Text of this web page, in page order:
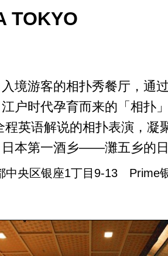
TOKYO
境游客的相扑秀餐厅，通
户时代孕育而来的「相扑
程英语解说的相扑表演，凝
日本第一酒乡——灘五乡的
中央区银座1丁目9-13 Prime